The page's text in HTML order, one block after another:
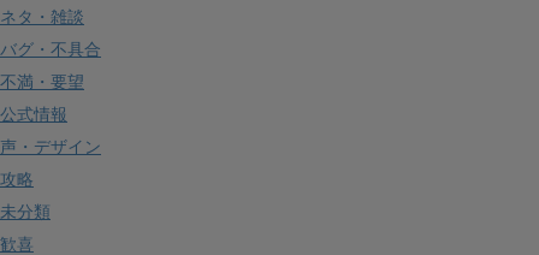
ネタ・雑談
バグ・不具合
不満・要望
公式情報
声・デザイン
攻略
未分類
歓喜